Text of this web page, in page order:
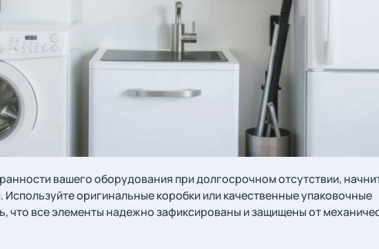
вашего оборудования при долгосрочном отсутствии,
Используйте оригинальные коробки или качественные упаковочные
что все элементы надежно зафиксированы и защищены от